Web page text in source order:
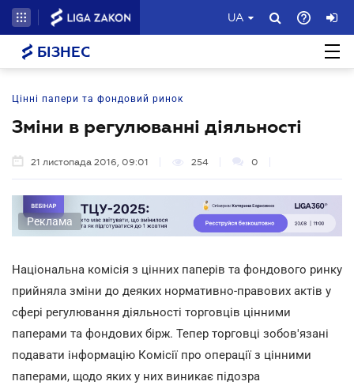
UA
БІЗНЕС
Цінні папери та фондовий ринок
Зміни в регулюванні діяльності
21 листопада 2016, 09:01 254 0
Реклама
Національна комісія з цінних паперів та фондового ринку
прийняла зміни до деяких нормативно-правових актів у
сфері регулювання діяльності торговців цінними
паперами та фондових бірж. Тепер торговці зобов'язані
подавати інформацію Комісії про операції з цінними
паперами, щодо яких у них виникає підозра